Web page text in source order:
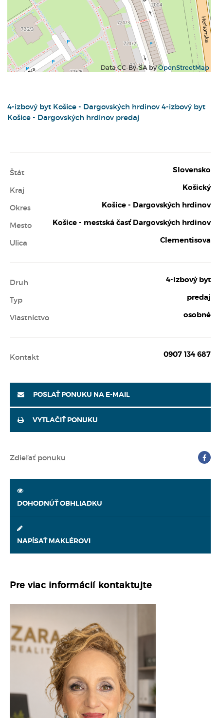
Data CC-By-SA byOpenStreetMap
4-izbový byt Košice - Dargovských hrdinov 4-izbový byt
Košice - Dargovských hrdinov predaj
Štát Slovensko
Kraj Košický
Okres Košice - Dargovských hrdinov
Mesto Košice - mestská časť Dargovských hrdinov
Ulica Clementisova
Druh 4-izbový byt
Typ predaj
Vlastníctvo osobné
Kontakt 0907 134 687
POSLAŤ PONUKU NA E-MAIL
VYTLAČIŤ PONUKU
Zdieľať ponuku
DOHODNÚŤ OBHLIADKU
NAPÍSAŤ MAKLÉROVI
Pre viac informácií kontaktujte